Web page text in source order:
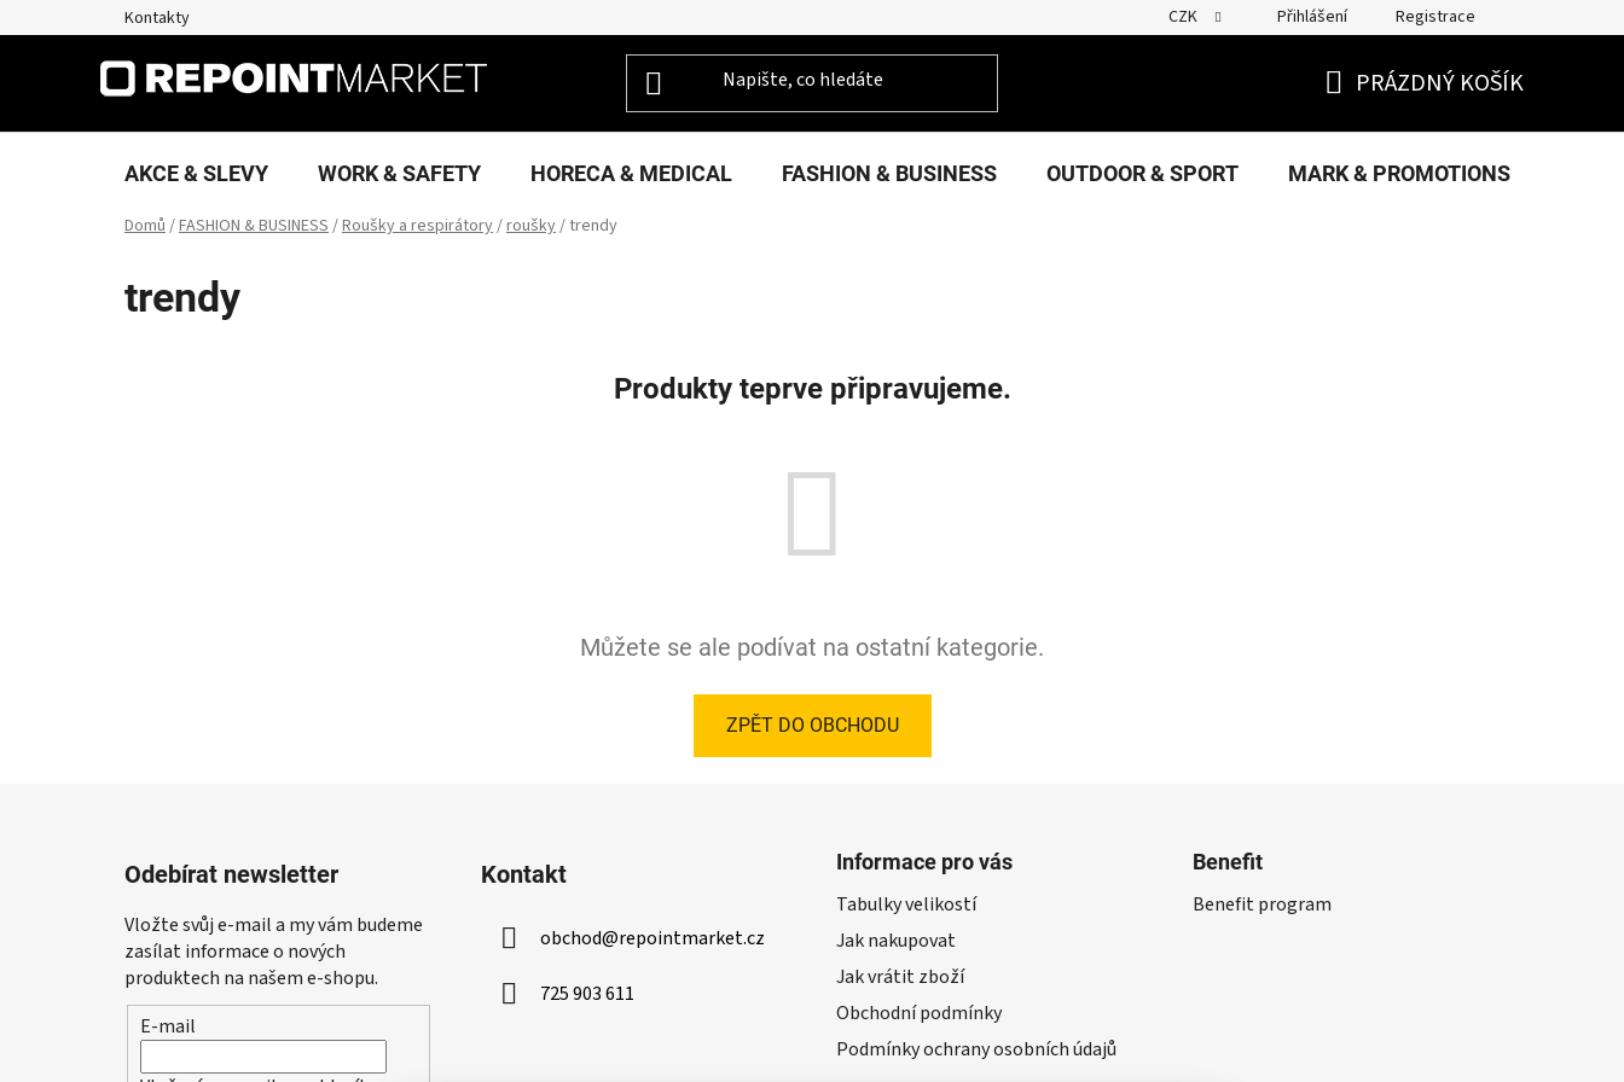
na
Kontakty CZK Přihlášení Registrace
KOŠÍK
PRÁZDNÝ KOŠÍK
AKCE & SLEVY WORK & SAFETY HORECA & MEDICAL FASHION & BUSINESS OUTDOOR & SPORT MARK & PROMOTIONS
Domů/FASHION & BUSINESS/Roušky a respirátory/roušky/trendy
trendy
Produkty teprve připravujeme.
Můžete se ale podívat na ostatní kategorie.
ZPĚT DO OBCHODU
Odebírat newsletter
Vložte svůj e-mail a my vám budeme
zasílat informace o nových
produktech na našem e-shopu.
E-mail
Kontakt
obchod@repointmarket.cz
725 903 611
Informace pro vás
Tabulky velikostí
Jak nakupovat
Jak vrátit zboží
Obchodní podmínky
Podmínky ochrany osobních údajů
Benefit
Benefit program